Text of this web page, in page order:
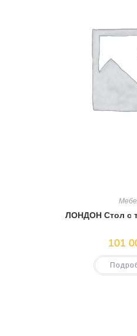
ЛОНДОН Стол с
101